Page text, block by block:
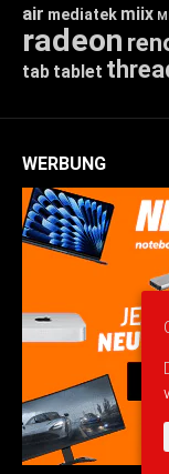
air mediatek miix
radeon
tab tablet
WERBUNG